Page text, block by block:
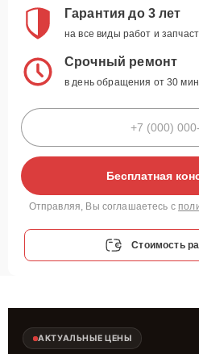
Гарантия до 3 лет
на все виды работ и
Срочный ремонт
в день обращения от 30
Бесплатная
Отправляя, Вы соглашаетесь с
Стоимость
АКТУАЛЬНЫЕ ЦЕНЫ